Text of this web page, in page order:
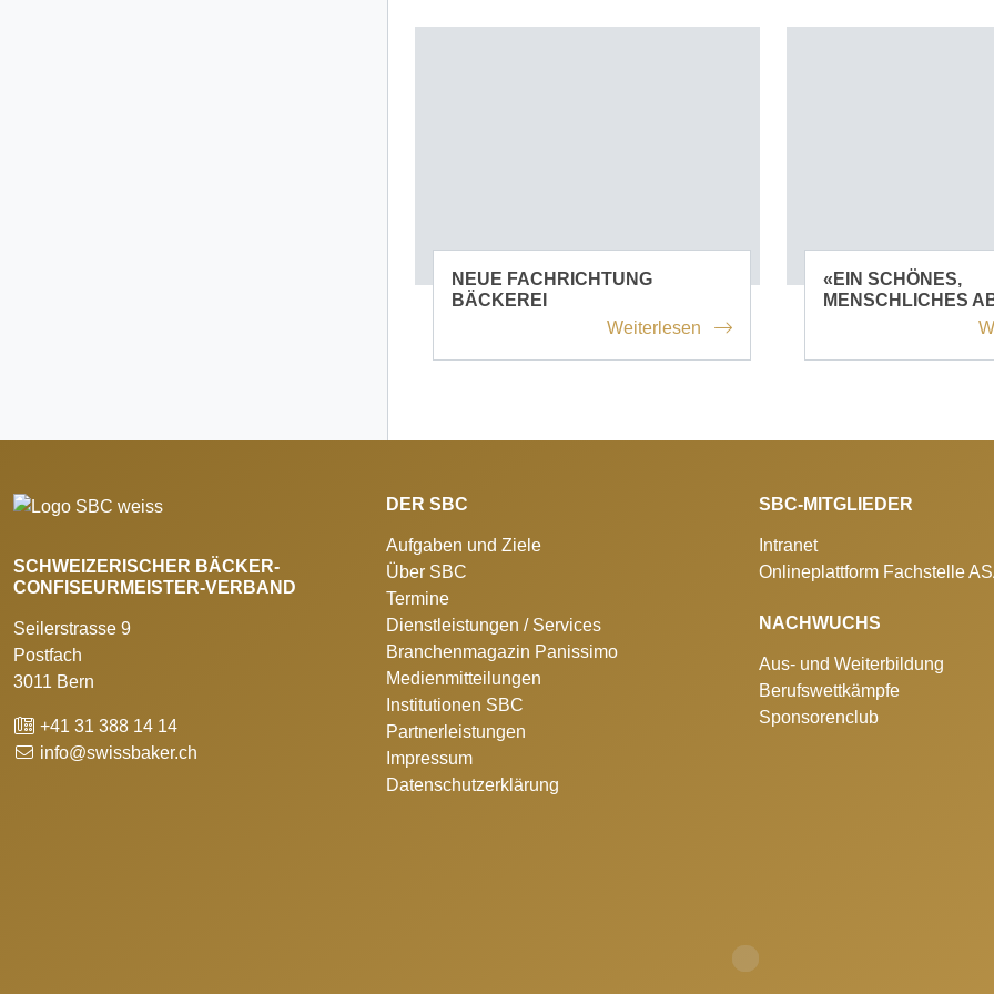
NEUE FACHRICHTUNG
BÄCKEREI
Weiterlesen
«EIN SCHÖNES,
MENSCHLICHES
SCHWEIZERISCHER BÄCKER-
CONFISEURMEISTER-VERBAND
Seilerstrasse 9
Postfach
3011 Bern
+41 31 388 14 14
info@swissbaker.ch
DER SBC
Aufgaben und Ziele
Über SBC
Termine
Dienstleistungen / Services
Branchenmagazin Panissimo
Medienmitteilungen
Institutionen SBC
Partnerleistungen
Impressum
Datenschutzerklärung
SBC-MITGLIEDER
Intranet
Onlineplattform Fachstelle
NACHWUCHS
Aus- und Weiterbildung
Berufswettkämpfe
Sponsorenclub